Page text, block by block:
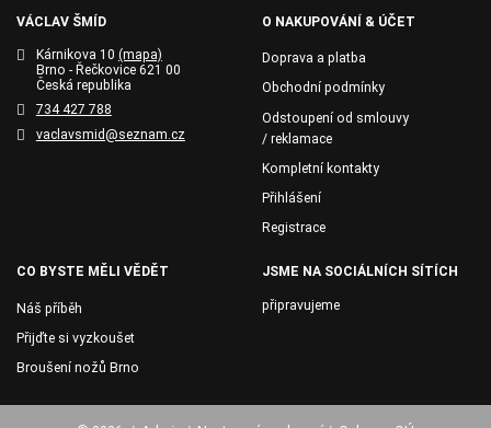
VÁCLAV ŠMÍD
Kárnikova 10 (mapa)
Brno - Řečkovice 621 00
Česká republika
734 427 788
vaclavsmid@seznam.cz
O NAKUPOVÁNÍ & ÚČET
Doprava a platba
Obchodní podmínky
Odstoupení od smlouvy
/ reklamace
Kompletní kontakty
Přihlášení
Registrace
CO BYSTE MĚLI VĚDĚT
Náš příběh
Přijďte si vyzkoušet
Broušení nožů Brno
JSME NA SOCIÁLNÍCH SÍTÍCH
připravujeme